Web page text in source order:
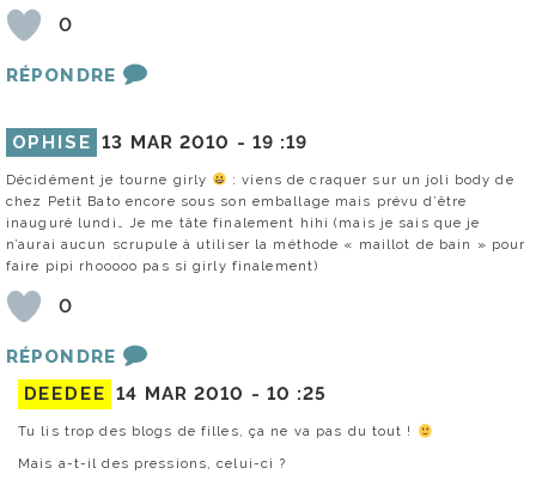
0
RÉPONDRE
OPHISE 13 MAR 2010 - 19 :19
Décidément je tourne girly
: viens de craquer sur un joli body de
chez Petit Bato encore sous son emballage mais prévu d’être
inauguré lundi… Je me tâte finalement hihi (mais je sais que je
n’aurai aucun scrupule à utiliser la méthode « maillot de bain » pour
faire pipi rhooooo pas si girly finalement)
0
RÉPONDRE
DEEDEE 14 MAR 2010 - 10 :25
Tu lis trop des blogs de filles, ça ne va pas du tout !
Mais a-t-il des pressions, celui-ci ?